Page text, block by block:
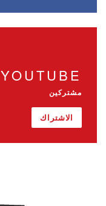
YOUTUBE
مشتركين
الاشتراك